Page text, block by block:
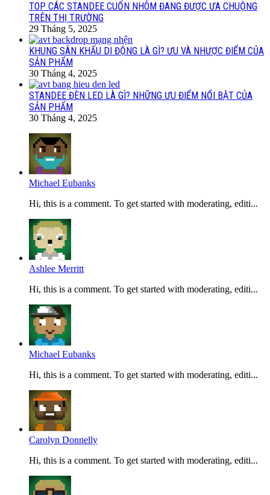
TOP CÁC STANDEE CUỐN NHÔM ĐANG ĐƯỢC ƯA CHUỘNG
TRÊN THỊ TRƯỜNG
29 Tháng 5, 2025
KHUNG SÂN KHẤU DI ĐỘNG LÀ GÌ? ƯU VÀ NHƯỢC ĐIỂM CỦA
SẢN PHẨM
30 Tháng 4, 2025
STANDEE ĐÈN LED LÀ GÌ? NHỮNG ƯU ĐIỂM NỔI BẬT CỦA
SẢN PHẨM
30 Tháng 4, 2025
Michael Eubanks
Hi, this is a comment. To get started with moderating, editi...
Ashlee Merritt
Hi, this is a comment. To get started with moderating, editi...
Michael Eubanks
Hi, this is a comment. To get started with moderating, editi...
Carolyn Donnelly
Hi, this is a comment. To get started with moderating, editi...